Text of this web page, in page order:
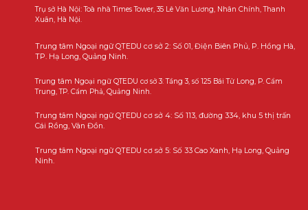
Trụ sở Hà Nội: Toà nhà Times Tower, 35 Lê Văn Lương, Nhân Chính, Thanh
Xuân, Hà Nội.
Trung tâm Ngoại ngữ QTEDU cơ sở 2: Số 01, Điện Biên Phủ, P. Hồng Hà,
TP. Hạ Long, Quảng Ninh.
Trung tâm Ngoại ngữ QTEDU cơ sở 3: Tầng 3, số 125 Bái Tử Long, P. Cẩm
Trung, TP. Cẩm Phả, Quảng Ninh.
Trung tâm Ngoại ngữ QTEDU cơ sở 4: Số 113, đường 334, khu 5 thị trấn
Cái Rồng, Vân Đồn.
Trung tâm Ngoại ngữ QTEDU cơ sở 5: Số 33 Cao Xanh, Hạ Long, Quảng
Ninh.